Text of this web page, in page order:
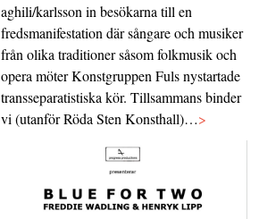
aghili/karlsson in besökarna till en
fredsmanifestation där sångare och musiker
från olika traditioner såsom folkmusik och
opera möter Konstgruppen Fuls nystartade
transseparatistiska kör. Tillsammans binder
vi (utanför Röda Sten Konsthall)…>